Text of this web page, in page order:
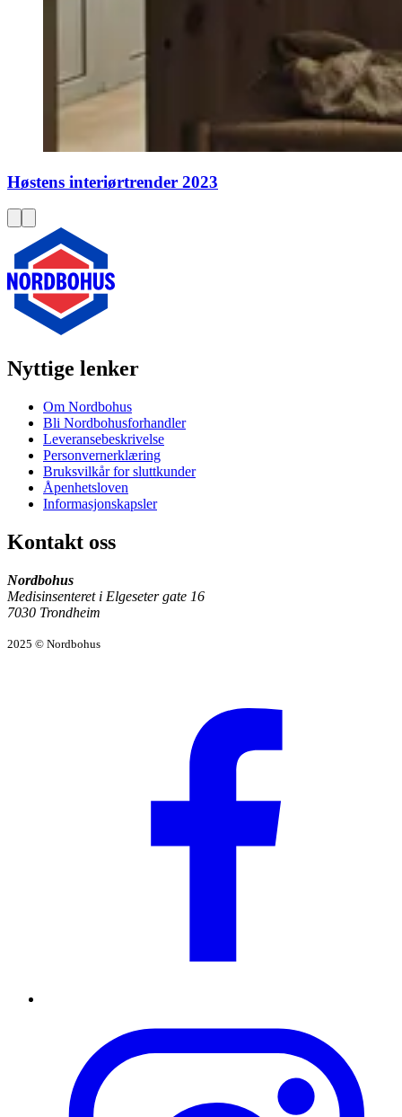
Høstens interiørtrender 2023
Nyttige lenker
Om Nordbohus
Bli Nordbohusforhandler
Leveransebeskrivelse
Personvernerklæring
Bruksvilkår for sluttkunder
Åpenhetsloven
Informasjonskapsler
Kontakt oss
Nordbohus
Medisinsenteret i Elgeseter gate 16
7030 Trondheim
2025 © Nordbohus